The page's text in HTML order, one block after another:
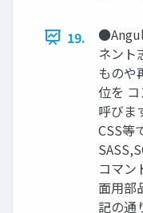
19.
ネント
ものや
位を
呼び
CSS等
コマン
面用部
記の通